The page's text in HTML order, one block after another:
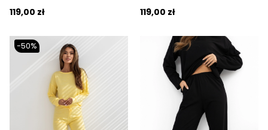
119,00 zł
119,00 zł
-50%